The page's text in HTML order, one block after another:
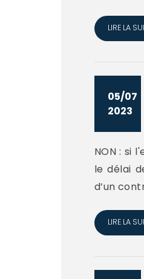
LIRE LA
05/07
2023
NON : si
le délai
d’un
LIRE LA